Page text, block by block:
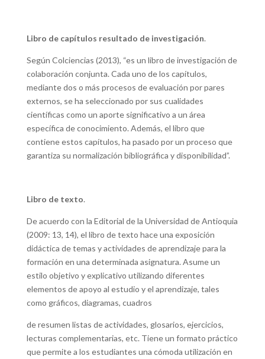
Libro de capítulos resultado de investigación.
Según Colciencias (2013), “es un libro de investigación de
colaboración conjunta. Cada uno de los capítulos,
mediante dos o más procesos de evaluación por pares
externos, se ha seleccionado por sus cualidades
científicas como un aporte significativo a un área
específica de conocimiento. Además, el libro que
contiene estos capítulos, ha pasado por un proceso que
garantiza su normalización bibliográfica y disponibilidad”.
Libro de texto.
De acuerdo con la Editorial de la Universidad de Antioquia
(2009: 13, 14), el libro de texto hace una exposición
didáctica de temas y actividades de aprendizaje para la
formación en una determinada asignatura. Asume un
estilo objetivo y explicativo utilizando diferentes
elementos de apoyo al estudio y el aprendizaje, tales
como gráficos, diagramas, cuadros
de resumen listas de actividades, glosarios, ejercicios,
lecturas complementarias, etc. Tiene un formato práctico
que permite a los estudiantes una cómoda utilización en